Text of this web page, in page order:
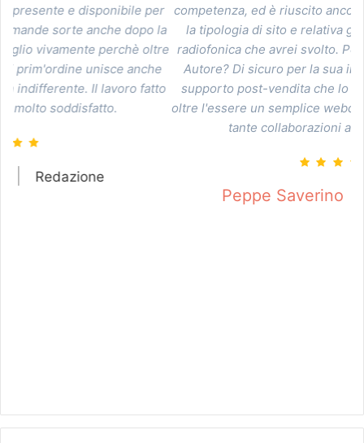
competenza, ed è riuscito ancora una volta a consigliarmi
la tipologia di sito e relativa grafica, in base all'attività
radiofonica che avrei svolto. Perchè scegliere Antonello
Autore? Di sicuro per la sua immensa disponibilità nel
supporto post-vendita che lo rendono qualcosa che va
oltre l'essere un semplice webdesigner. Con stima e dopo
tante collaborazioni anche con affetto.
Redazione